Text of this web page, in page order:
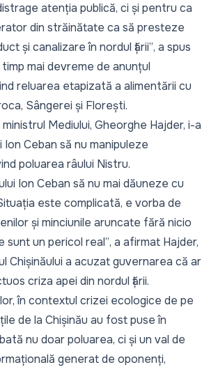
atenția publică, ci și pentru ca
din străinătate ca să presteze
și canalizare în nordul țării”, a spus
mai devreme de anunțul
reluarea etapizată a alimentării cu
Sângerei și Florești.
Mediului, Gheorghe Hajder, i-a
Ceban să nu manipuleze
poluarea râului Nistru.
Ion Ceban să nu mai dăuneze cu
este complicată, e vorba de
și minciunile aruncate fără nicio
sunt un pericol real”, a afirmat Hajder,
Chișinăului a acuzat guvernarea că ar
criza apei din nordul țării.
în contextul crizei ecologice de pe
de la Chișinău au fost puse în
nu doar poluarea, ci și un val de
generat de oponenți,